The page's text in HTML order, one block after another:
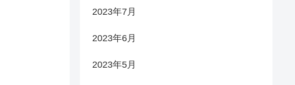
2023年7月
2023年6月
2023年5月